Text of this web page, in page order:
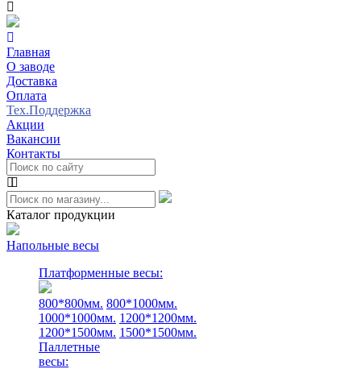
Главная
О заводе
Доставка
Оплата
Тех.Поддержка
Акции
Вакансии
Контакты
Каталог продукции
Напольные весы
Платформенные весы:
800*800мм. 800*1000мм.
1000*1000мм. 1200*1200мм.
1200*1500мм. 1500*1500мм.
Паллетные
весы: